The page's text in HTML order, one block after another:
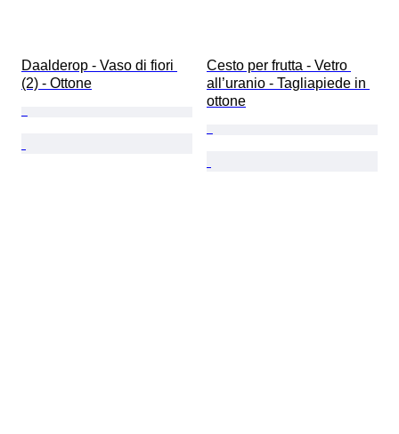
Daalderop - Vaso di fiori
(2) - Ottone
Cesto per frutta - Vetro
all’uranio - Tagliapiede in
ottone